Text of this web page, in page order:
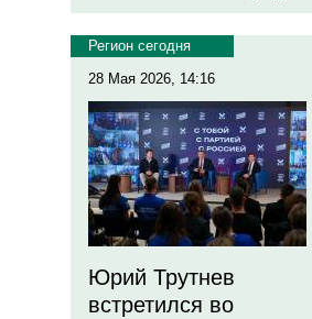
Регион сегодня
28 Мая 2026, 14:16
Юрий Трутнев
встретился во